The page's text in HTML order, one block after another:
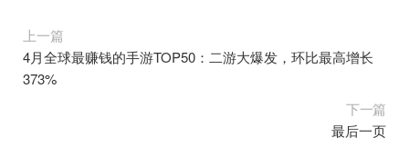
上一篇
4月全球最赚钱的手游TOP50：二游大爆发，环比最高增长
373%
下一篇
最后一页